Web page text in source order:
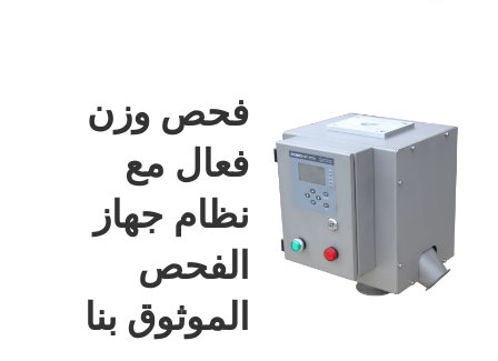
فحص وزن
فعال مع
نظام جهاز
الفحص
الموثوق بنا